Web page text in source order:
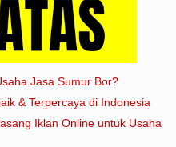
Jasa Sumur Bor?
& Terpercaya di Indonesia
Iklan Online untuk Usaha